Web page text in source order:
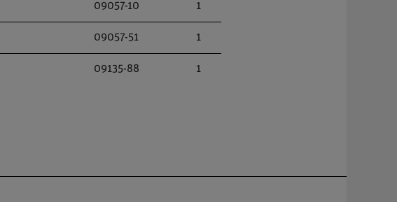
09057-10 1
09057-51 1
09135-88 1